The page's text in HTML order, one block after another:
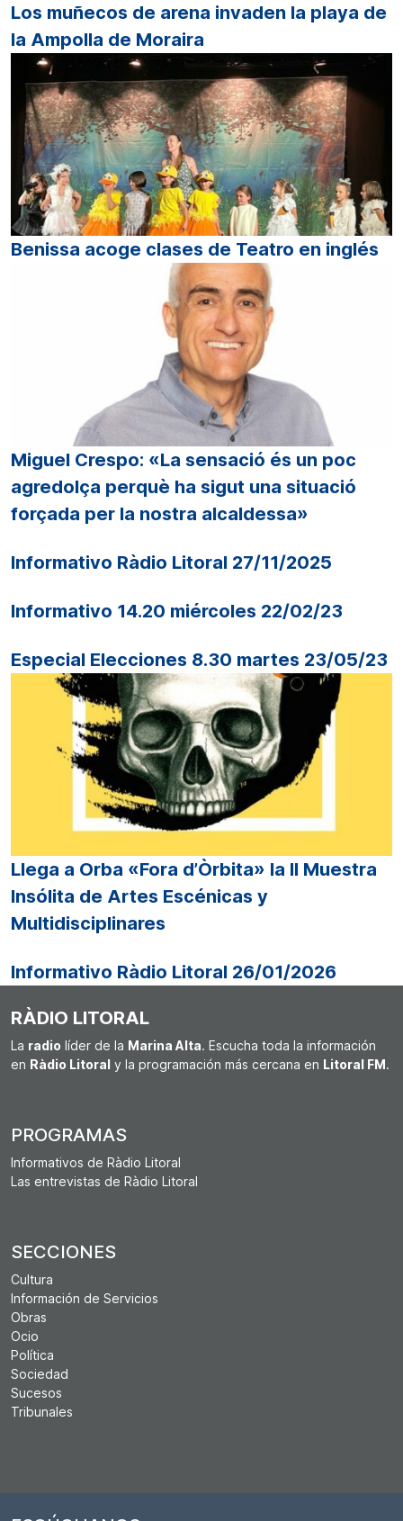
Los muñecos de arena invaden la playa de
la Ampolla de Moraira
Benissa acoge clases de Teatro en inglés
Miguel Crespo: «La sensació és un poc
agredolça perquè ha sigut una situació
forçada per la nostra alcaldessa»
Informativo Ràdio Litoral 27/11/2025
Informativo 14.20 miércoles 22/02/23
Especial Elecciones 8.30 martes 23/05/23
Llega a Orba «Fora d’Òrbita» la II Muestra
Insólita de Artes Escénicas y
Multidisciplinares
Informativo Ràdio Litoral 26/01/2026
RÀDIO LITORAL
La radio líder de la Marina Alta. Escucha toda la información
en Ràdio Litoral y la programación más cercana en Litoral FM.
PROGRAMAS
Informativos de Ràdio Litoral
Las entrevistas de Ràdio Litoral
SECCIONES
Cultura
Información de Servicios
Obras
Ocio
Política
Sociedad
Sucesos
Tribunales